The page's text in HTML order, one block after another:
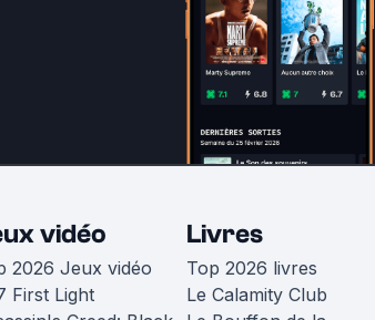
vidéo
2026 Jeux vidéo
First Light
Livres
Top 2026 livres
Le Calamity Club